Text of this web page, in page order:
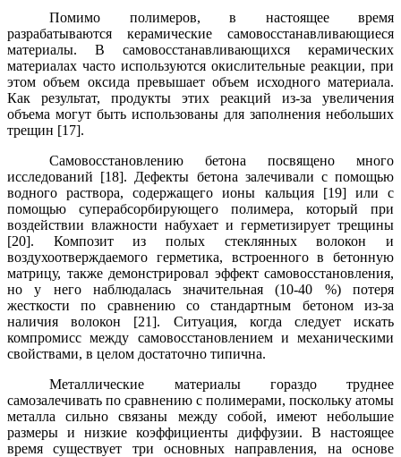
Помимо полимеров, в настоящее время
разрабатываются керамические самовосстанавливающиеся
материалы. В самовосстанавливающихся керамических
материалах часто используются окислительные реакции, при
этом объем оксида превышает объем исходного материала.
Как результат, продукты этих реакций из-за увеличения
объема могут быть использованы для заполнения небольших
трещин [17].
Самовосстановлению бетона посвящено много
исследований [18]. Дефекты бетона залечивали с помощью
водного раствора, содержащего ионы кальция [19] или с
помощью суперабсорбирующего полимера, который при
воздействии влажности набухает и герметизирует трещины
[20]. Композит из полых стеклянных волокон и
воздухоотверждаемого герметика, встроенного в бетонную
матрицу, также демонстрировал эффект самовосстановления,
но у него наблюдалась значительная (10-40 %) потеря
жесткости по сравнению со стандартным бетоном из-за
наличия волокон [21]. Ситуация, когда следует искать
компромисс между самовосстановлением и механическими
свойствами, в целом достаточно типична.
Металлические материалы гораздо труднее
самозалечивать по сравнению с полимерами, поскольку атомы
металла сильно связаны между собой, имеют небольшие
размеры и низкие коэффициенты диффузии. В настоящее
время существует три основных направления, на основе